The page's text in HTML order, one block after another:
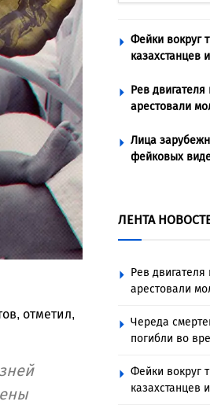
отметил,
Фейки вокруг
казахстанцев
Рев
арестовали
Лица
фейковых
ЛЕНТА
Рев
арестовали
Череда
погибли во
Фейки вокруг
казахстанцев